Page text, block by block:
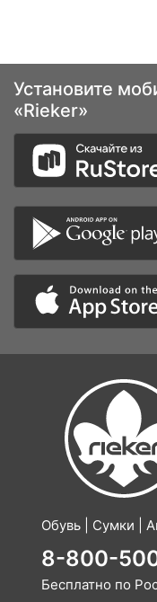
Установите
«Rieker»
Обувь | Сумки |
8-800-
Бесплатно по